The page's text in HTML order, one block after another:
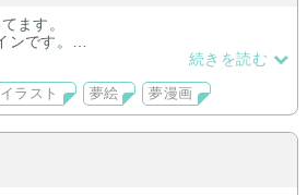
（青の祓魔師）
主≠マスター
）夢主≠マスター
）夢主≠ZA主人公（キョウヤ・セイ
ます。
です。
続きを読む
イラスト 夢絵 夢漫画